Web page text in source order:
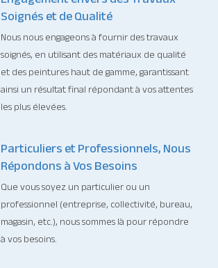
Soignés et de Qualité
Nous nous engageons à fournir des travaux
soignés, en utilisant des matériaux de qualité
et des peintures haut de gamme, garantissant
ainsi un résultat final répondant à vos attentes
les plus élevées.
Particuliers et Professionnels, Nous
Répondons à Vos Besoins
Que vous soyez un particulier ou un
professionnel (entreprise, collectivité, bureau,
magasin, etc.), nous sommes là pour répondre
à vos besoins.